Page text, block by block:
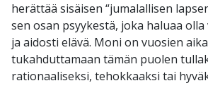
herättää sisäisen “jumalallisen
sen osan psyykestä, joka haluaa
ja aidosti elävä. Moni on vuosien
tukahduttamaan tämän puolen
rationaaliseksi, tehokkaaksi tai